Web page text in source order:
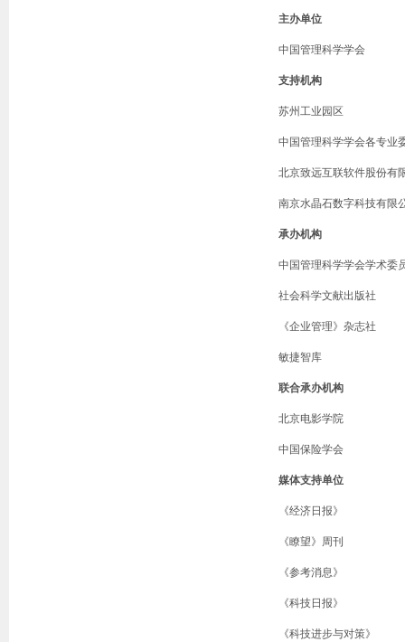
主办单位
中国管理科学学会
支持机构
苏州工业园区
中国管理科学学会各专业
北京致远互联软件股份有
南京水晶石数字科技有限
承办机构
中国管理科学学会学术委
社会科学文献出版社
《企业管理》杂志社
敏捷智库
联合承办机构
北京电影学院
中国保险学会
媒体支持单位
《经济日报》
《瞭望》周刊
《参考消息》
《科技日报》
《科技进步与对策》